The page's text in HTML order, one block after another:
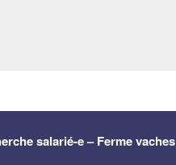
salarié-e – Ferme vaches